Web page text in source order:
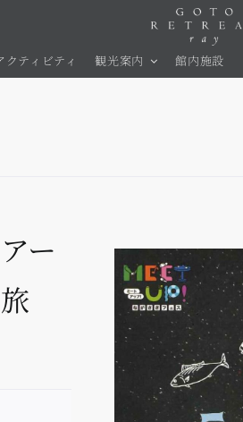
クティビティ 観光案内 館内施設
ー